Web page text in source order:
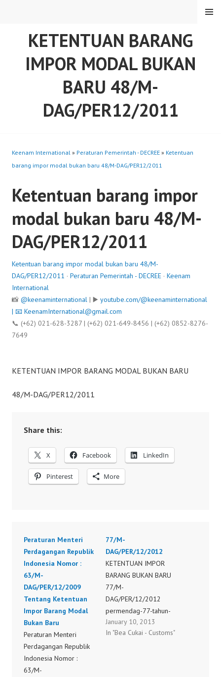
KETENTUAN BARANG
IMPOR MODAL BUKAN
BARU 48/M-
DAG/PER12/2011
MENU
Keenam International » Peraturan Pemerintah - DECREE » Ketentuan
barang impor modal bukan baru 48/M-DAG/PER12/2011
Ketentuan barang impor
modal bukan baru 48/M-
DAG/PER12/2011
Ketentuan barang impor modal bukan baru 48/M-
DAG/PER12/2011 · Peraturan Pemerintah - DECREE · Keenam
International
📸 @keenaminternational | ▶️ youtube.com/@keenaminternational
| 📧 KeenamInternational@gmail.com
📞 (+62) 021-628-3287 | (+62) 021-649-8456 | (+62) 0852-8276-
7649
KETENTUAN IMPOR BARANG MODAL BUKAN BARU
48/M-DAG/PER12/2011
Share this:
X Facebook LinkedIn
Pinterest More
Peraturan Menteri
Perdagangan Republik
Indonesia Nomor :
63/M-
DAG/PER/12/2009
Tentang Ketentuan
Impor Barang Modal
Bukan Baru
Peraturan Menteri
Perdagangan Republik
Indonesia Nomor :
63/M-
77/M-
DAG/PER/12/2012
KETENTUAN IMPOR
BARANG BUKAN BARU
77/M-
DAG/PER/12/2012
permendag-77-tahun-
2012-perubahan-
permendag-48-tahun-
January 10, 2013
In "Bea Cukai - Customs"